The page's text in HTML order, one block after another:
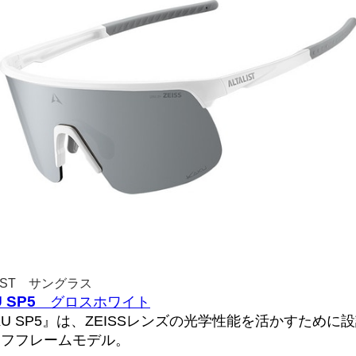
サングラス
SP5
グロスホワイト
SP5』は、ZEISSレンズの光学性能を活かすために
フレームモデル。